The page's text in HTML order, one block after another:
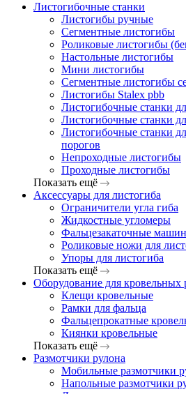
Листогибочные станки
Листогибы ручные
Сегментные листогибы
Роликовые листогибы
Настольные листогибы
Мини листогибы
Сегментные листогибы
Листогибы Stalex pbb
Листогибочные станки
Листогибочные станки
Листогибочные станки
порогов
Непроходные листогибы
Проходные листогибы
Показать ещё
Аксессуары для листогиба
Ограничители угла гиба
Жидкостные угломеры
Фальцезакаточные
Роликовые ножи для
Упоры для листогиба
Показать ещё
Оборудование для кровельных
Клещи кровельные
Рамки для фальца
Фальцепрокатные
Киянки кровельные
Показать ещё
Размотчики рулона
Мобильные размотчики
Напольные размотчики